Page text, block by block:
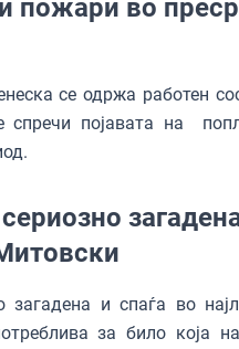
пожари во
се одржа работен
спречи појавата на
и спаѓа во
за било која